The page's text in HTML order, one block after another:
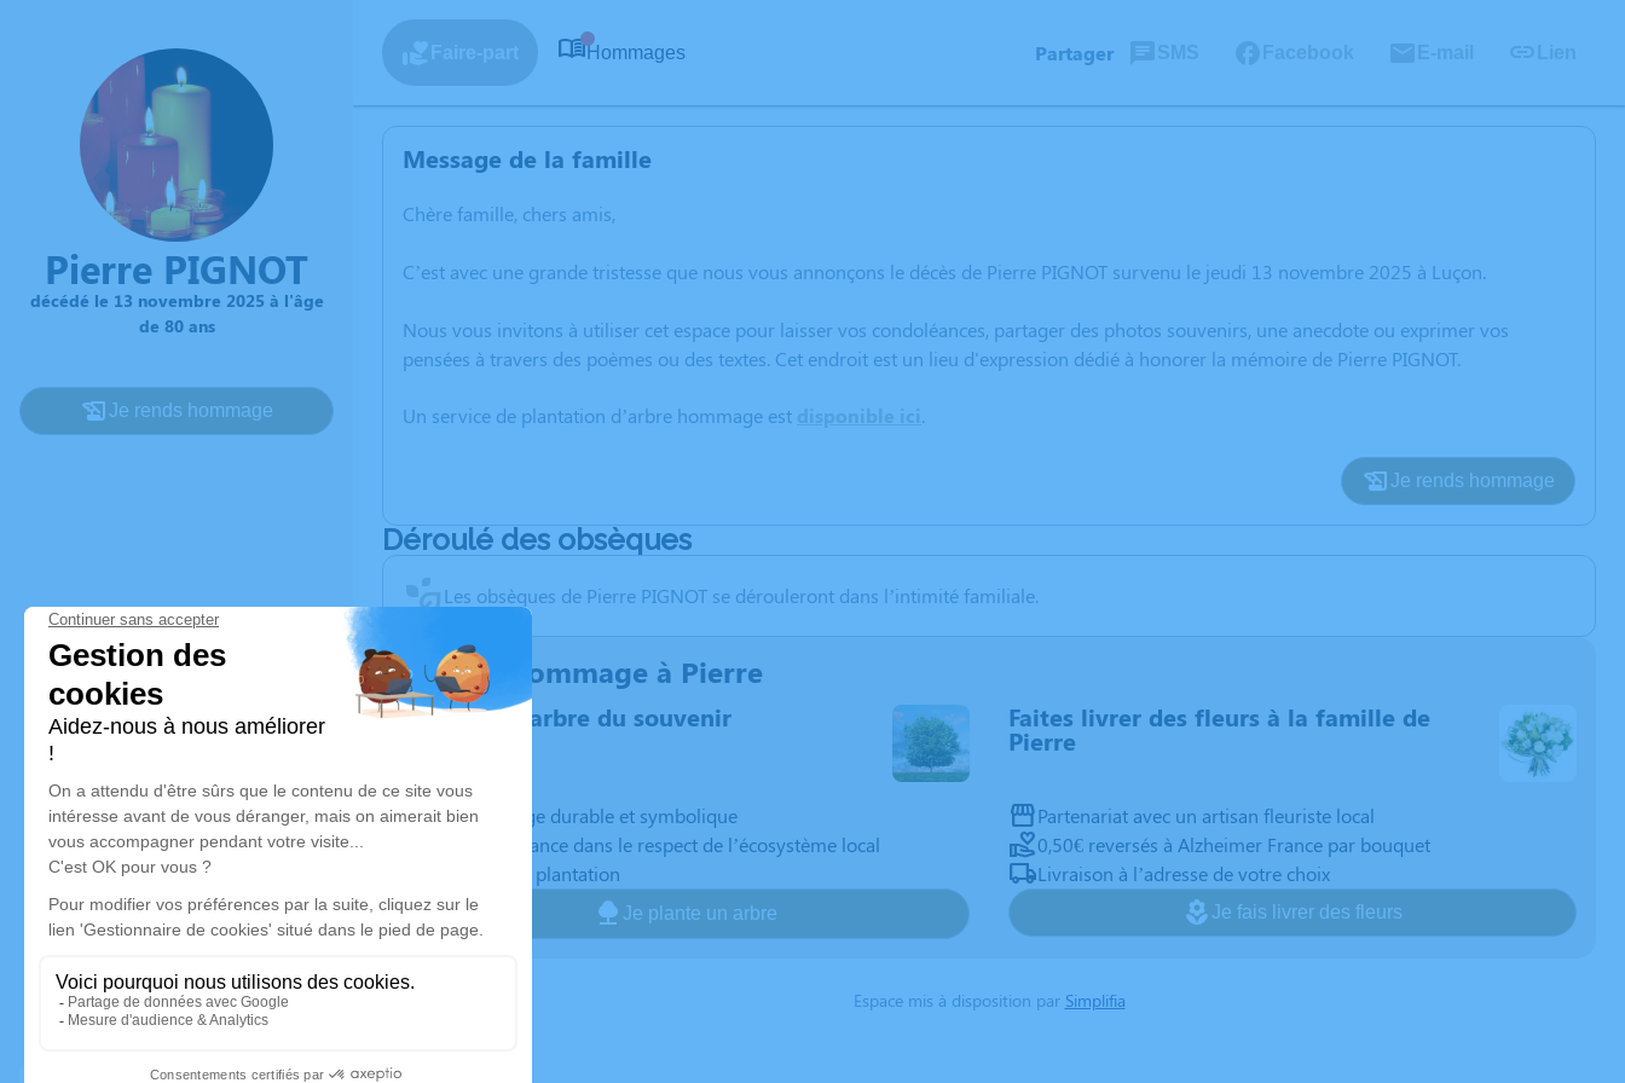
Pierre PIGNOT
décédé le 13 novembre 2025 à l'âge
de 80 ans
Je rends hommage
Hommages Partager
Message de la famille
Chère famille, chers amis,
C’est avec une grande tristesse que nous vous annonçons le décès de Pierre PIGNOT survenu le jeudi 13 novembre 2025 à Luçon.
Nous vous invitons à utiliser cet espace pour laisser vos condoléances, partager des photos souvenirs, une anecdote ou exprimer vos
pensées à travers des poèmes ou des textes. Cet endroit est un lieu d'expression dédié à honorer la mémoire de Pierre PIGNOT.
Un service de plantation d’arbre hommage est .
Je rends hommage
Déroulé des obsèques
Les obsèques de Pierre PIGNOT se dérouleront dans l’intimité familiale.
Rendez hommage à Pierre
Plantez un arbre du souvenir
Un hommage durable et symbolique
Planté en France dans le respect de l’écosystème local
Certificat de plantation
Je plante un arbre
Faites livrer des fleurs à la famille de
Pierre
Partenariat avec un artisan fleuriste local
0,50€ reversés à Alzheimer France par bouquet
Livraison à l’adresse de votre choix
Je fais livrer des fleurs
Espace mis à disposition par Simplifia